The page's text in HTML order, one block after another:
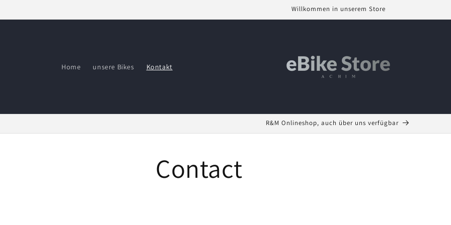
Inhalt
Willkommen in unserem Store
Home unsere Bikes Kontakt
R&M Onlineshop, auch über uns verfügbar
Contact